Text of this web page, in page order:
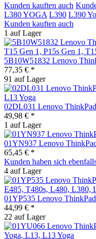
Kunden kauften auch
L380 YOGA L390 L390
Kunden kauften auch
1 auf Lager
5B10W51832 Lenovo
77,35 € *
91 auf Lager
02DL031 Lenovo
49,98 € *
1 auf Lager
01YN937 Lenovo
65,45 € *
Kunden haben sich
4 auf Lager
01YP535 Lenovo
44,99 € *
22 auf Lager